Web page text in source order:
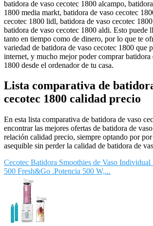
batidora de vaso cecotec 1800 alcampo,
1800 media markt, batidora de vaso cecotec
cecotec 1800 lidl, batidora de vaso cecotec
batidora de vaso cecotec 1800 aldi. Esto puede
tanto en tiempo como de dinero, por lo que te
variedad de batidora de vaso cecotec 1800 que
internet, y mucho mejor poder comprar batidora
1800 desde el ordenador de tu casa.
Lista comparativa de
cecotec 1800 calidad precio
En esta lista comparativa de batidora de vaso
encontrar las mejores ofertas de batidora de
relación calidad precio, siempre optando por
asequible sin perder la calidad de batidora de
Cecotec Batidora Smoothies de Vaso
500 Fresh&Go .Potencia 500 W,...